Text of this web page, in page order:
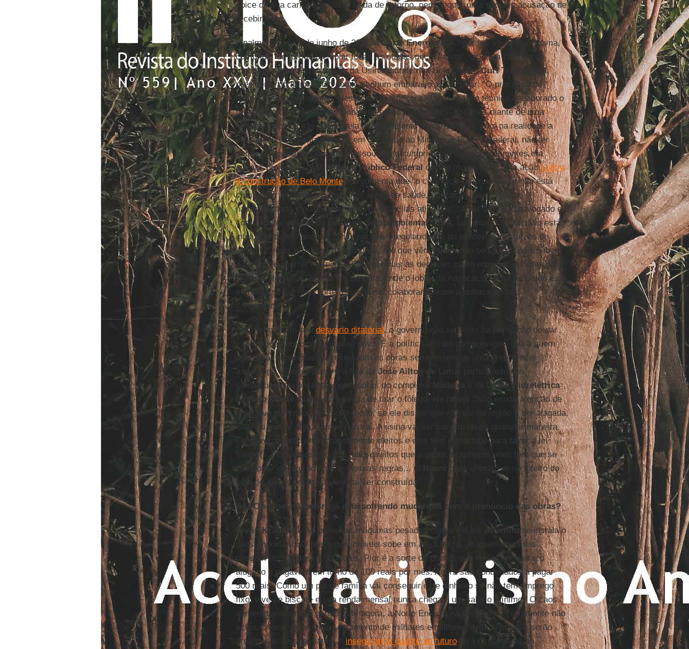
ápice de sua carreira política. Nada de retorno, nem sequer uma simples acusação de
recebimento.
Finalmente, em 1 de junho de 2011, aNorte Energia S.A
., por ter, segundo o Ibama,
cumprido "de forma exemplar todas as etapas necessárias", obtém a Licença de
Instalação para a construção da Usina Hidrelétrica Belo Monte.Curt Trennepohl,
presidente do Ibama, não sentiu nenhum embaraço ao declarar: "O processo de
licenciamento é dinâmico. Nesse momento, concluída a análise técnica e elaborado o
relatório, todas as 40 condicionantes estão cumpridas". Estamos diante de uma
mentira colossal, divulgada pela mídia nacional e internacional, pois na realidade a
própria Norte Energia admitiu, em um ofício ao Ministério Público Federal, não ter
cumprido as exigências e confessou que o cumprimento das condicionantes era
apenas projetado. O
Ministério Público Federaldecide mover mais uma açãocontra
a construção de Belo Montee argumenta que "o consórcio empreendedor não está
cumprindo as condicionantes nas áreas de saúde, educação, saneamento,
navegabilidade e no levantamento das famílias atingidas". Raul do Valle, advogado e
coordenador adjunto do
Instituto Socioambiental – ISA
, lamenta: "O Judiciário está
infelizmente fechando os olhos para as irregularidades do processo. Os juízes de
Altamira, mais próximos da realidade, até que vêm cumprindo seu papel, pois sabem
o que pode ocorrer na região. Porém, todas as decisões caem em poucas horas no
Tribunal Regional Federal em Brasília, onde o lobby da Advocacia Geral da União e da
empresa se faz mais forte. É o tribunal colaborando com a política do fato
consumado".
Em resumo: em seu desvario ditatorial, o governo não se sente na obrigação de dar
informações ou explicações ao povo. É a política do rolo compressor – doa a quem
doer. E as empresas que executam as obras se revestem de uma prepotência
asquerosa. A prova disso é a fala deJosé Ailton de Lima
, participante dos
consórcios responsáveis pelas obras do complexo
Madeira
Usina Hidrelétrica
de Belo Monte . Numa arrogância de tirar o fôlego, ele brada: "Não existe a opção de
dizer que vamos ouvir o povo e que, se ele disser que não sai da região a ser alagada,
isso vai mudar algo, porque não vai. A usina vai ser construída de qualquer maneira.
Os governos são democraticamente eleitos e eles têm autoridade para fazer a lei
valer! (...) Os índios não têm mais direitos que a gente, brasileiros; eles têm que se
comportar de acordo com as nossas regras... O
pode chorar um rio inteiro do
lado do Xingu, porque a obra vai ser construída".
IHU On-Line – Altamira já está sofrendo mudanças com o prenúncio das obras?
Erwin Kräutler – As primeiras máquinas pesadas chegam e em Altamirase instala o
caos imobiliário. O preço dos imóveis sobe em até 1.000%. Aluguéis de casas
passam de 500 para 1.500 reais. Pior é a sorte de pobres que vivem em barraco
alugado e pagavam em torno de 100 reais por mês. Agora são condenados a pagar
500 reais. Como um pai de família vai conseguir este dinheiro se não tem emprego
fixo, vive de biscate e sua renda mensal nunca chega a um salário mínimo? O caos
aumenta ainda mais porque, até agora, a Norte Energia não definiu ou certamente não
achou o local para o reassentamento de milhares e milhares de famílias que serão
arrancadas de seus lares. A insegurança quanto ao futuroleva muita gente ao